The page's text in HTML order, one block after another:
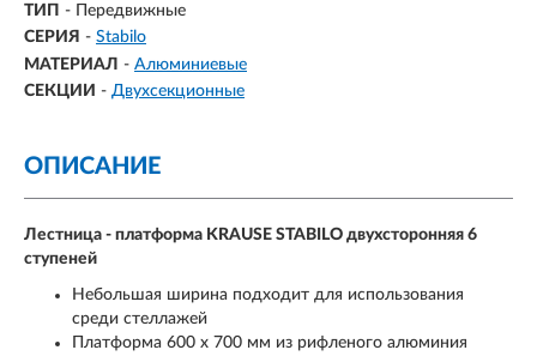
ТИП - Передвижные
СЕРИЯ - Stabilo
МАТЕРИАЛ - Алюминиевые
СЕКЦИИ - Двухсекционные
ОПИСАНИЕ
Лестница - платформа KRAUSE STABILO двухсторонняя 6
ступеней
Небольшая ширина подходит для использования
среди стеллажей
Платформа 600 х 700 мм из рифленого алюминия